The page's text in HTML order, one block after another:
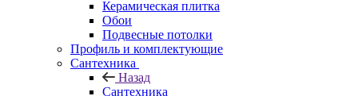
Керамическая плитка
Обои
Подвесные потолки
Профиль и комплектующие
Сантехника
Назад
Сантехника